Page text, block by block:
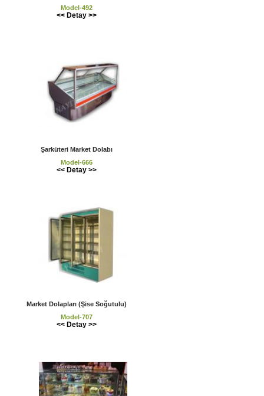
Model-492
<< Detay >>
Şarküteri Market Dolabı
Model-666
<< Detay >>
Market Dolapları (Şise Soğutulu)
Model-707
<< Detay >>